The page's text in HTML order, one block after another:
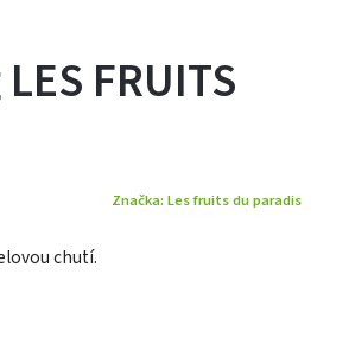
FRUITS
Značka: Les fruits du paradis
chutí.